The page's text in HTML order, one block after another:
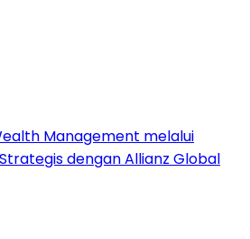
Management melalui
dengan Allianz Global